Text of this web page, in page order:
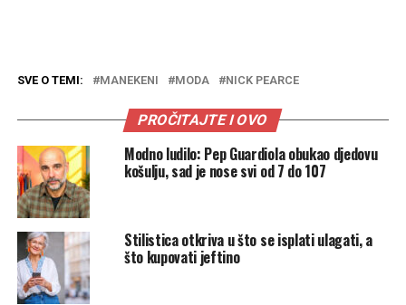
SVE O TEMI: MANEKENI MODA NICK PEARCE
PROČITAJTE I OVO
Modno ludilo: Pep Guardiola obukao djedovu
košulju, sad je nose svi od 7 do 107
Stilistica otkriva u što se isplati ulagati, a
što kupovati jeftino